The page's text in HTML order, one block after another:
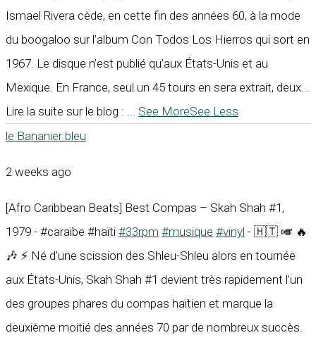
Ismael Rivera cède, en cette fin des années 60, à la mode
du boogaloo sur l’album Con Todos Los Hierros qui sort en
1967. Le disque n’est publié qu’aux États-Unis et au
Mexique. En France, seul un 45 tours en sera extrait, deux...
Lire la suite sur le blog :
See MoreSee Less
le Bananier bleu
2 weeks ago
[Afro Caribbean Beats] Best Compas – Skah Shah #1,
1979 - #caraïbe #haïti #33rpm #musique #vinyl - 🇭🇹 🎺 🔥
🎶 ⚡ Né d’une scission des Shleu-Shleu alors en tournée
aux États-Unis, Skah Shah #1 devient très rapidement l’un
des groupes phares du compas haïtien et marque la
deuxième moitié des années 70 par de nombreux succès.